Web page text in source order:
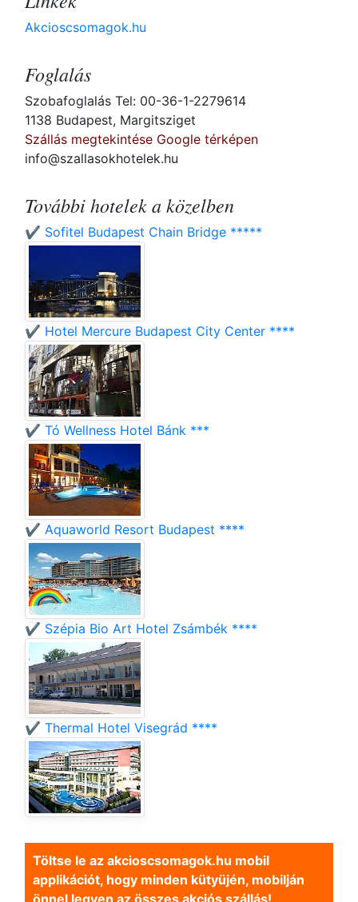
Akcioscsomagok.hu
Foglalás
Szobafoglalás Tel: 00-36-1-2279614
1138 Budapest, Margitsziget
Szállás megtekintése Google térképen
info@szallasokhotelek.hu
További hotelek a közelben
✔️ Sofitel Budapest Chain Bridge *****
✔️ Hotel Mercure Budapest City Center ****
✔️ Tó Wellness Hotel Bánk ***
✔️ Aquaworld Resort Budapest ****
✔️ Szépia Bio Art Hotel Zsámbék ****
✔️ Thermal Hotel Visegrád ****
Töltse le az akcioscsomagok.hu mobil
applikációt, hogy minden kütyüjén, mobilján